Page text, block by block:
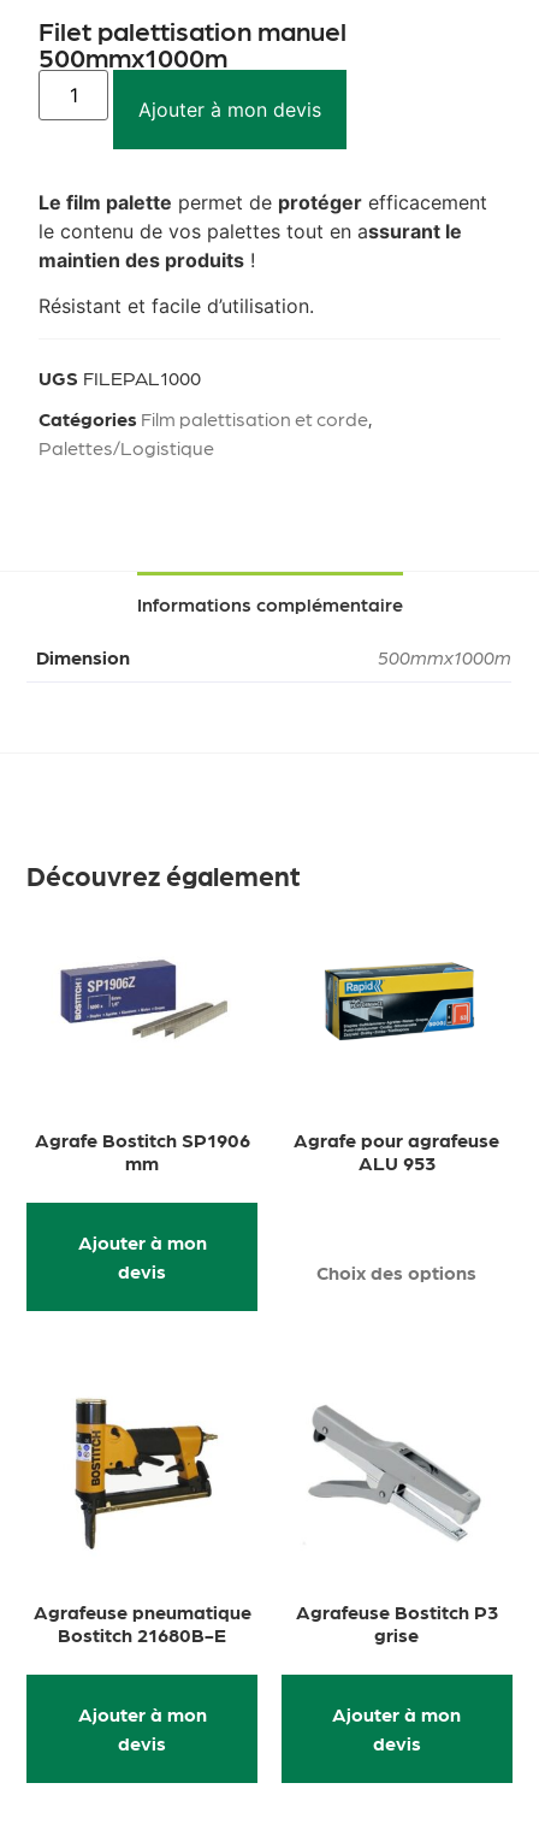
Filet palettisation manuel
500mmx1000m
Ajouter à mon devis
Le film palette permet de protéger efficacement
le contenu de vos palettes tout en assurant le
maintien des produits !
Résistant et facile d’utilisation.
UGS FILEPAL1000
Catégories Film palettisation et corde
Palettes/Logistique
Informations complémentaire
Dimension 500mmx1000m
Découvrez également
Agrafe Bostitch SP1906
mm
Ajouter à mon
devis
Agrafe pour agrafeuse
ALU 953
Choix des options
Agrafeuse pneumatique
Bostitch 21680B-E
Ajouter à mon
devis
Agrafeuse Bostitch P3
grise
Ajouter à mon
devis